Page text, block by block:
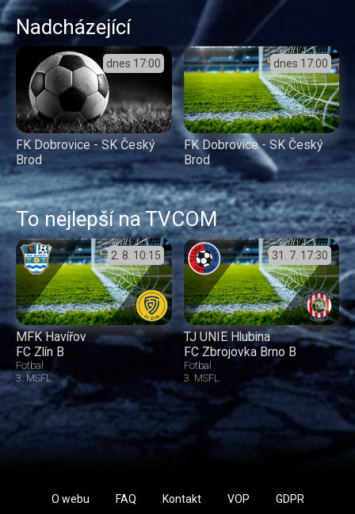
Nadcházející
dnes 17:00
FK Dobrovice - SK Český
Brod
dnes 17:00
FK Dobrovice - SK Český
Brod
To nejlepší na TVCOM
2. 8. 10:15
MFK Havířov
FC Zlín B
Fotbal
3. MSFL
31. 7. 17:30
TJ UNIE Hlubina
FC Zbrojovka Brno B
Fotbal
3. MSFL
O webu FAQ Kontakt VOP GDPR